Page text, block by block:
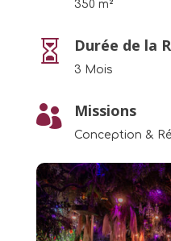
350 m²
 Durée de la
3 Mois
 Missions
Conception &